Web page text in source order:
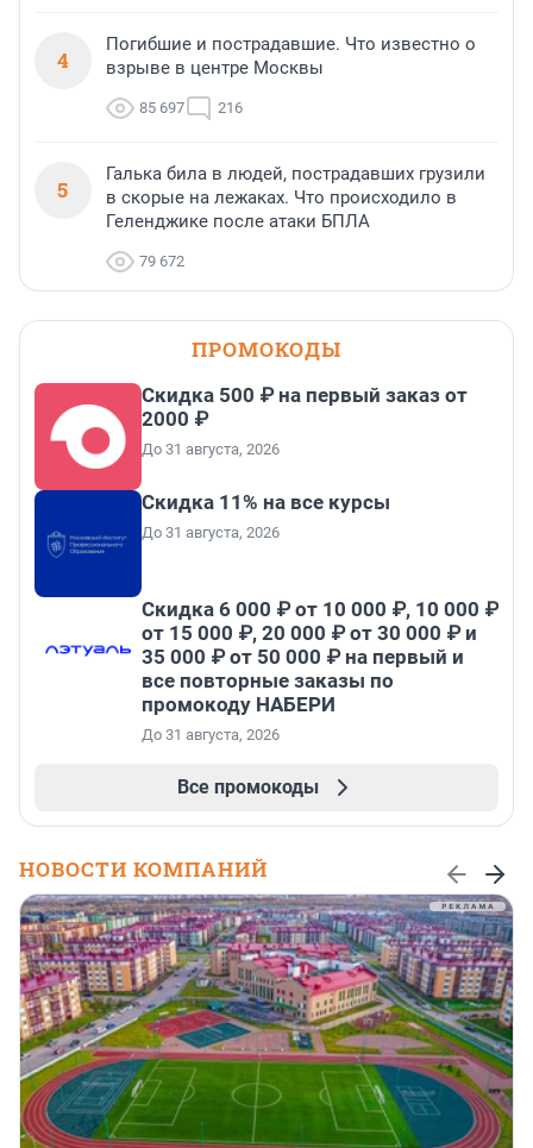
4
Погибшие и пострадавшие. Что известно о
взрыве в центре Москвы
85 697 216
5
Галька била в людей, пострадавших грузили
в скорые на лежаках. Что происходило в
Геленджике после атаки БПЛА
79 672
ПРОМОКОДЫ
Скидка 500 ₽ на первый заказ от
2000 ₽
До 31 августа, 2026
Скидка 11% на все курсы
До 31 августа, 2026
Скидка 6 000 ₽ от 10 000 ₽, 10 000 ₽
от 15 000 ₽, 20 000 ₽ от 30 000 ₽ и
35 000 ₽ от 50 000 ₽ на первый и
все повторные заказы по
промокоду НАБЕРИ
До 31 августа, 2026
Все промокоды
НОВОСТИ КОМПАНИЙ